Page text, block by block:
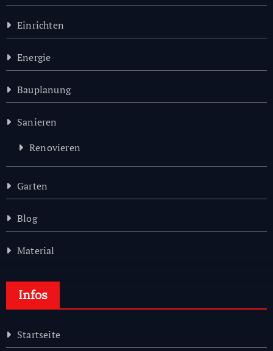
Einrichten
Energie
Bauplanung
Sanieren
Renovieren
Garten
Blog
Material
Infos
Startseite